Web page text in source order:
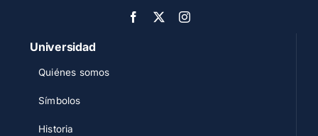
Universidad
Quiénes somos
Símbolos
Historia